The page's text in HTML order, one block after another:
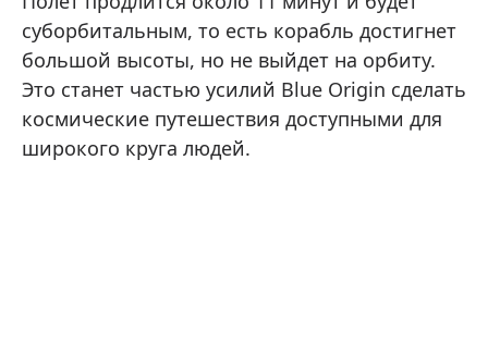
суборбитальным, то есть корабль достигнет
большой высоты, но не выйдет на орбиту.
Это станет частью усилий Blue Origin сделать
космические путешествия доступными для
широкого круга людей.